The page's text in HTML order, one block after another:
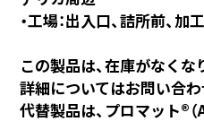
・工場：出入口、詰所前、加
この製品は、在庫がなくな
詳細についてはお問い合わ
代替製品は、プロマット®（